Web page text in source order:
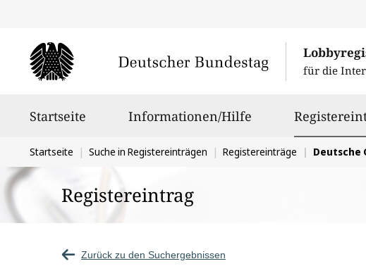
für die
Startseite Informationen/Hilfe
Sie
befinden
sich
hier:
Startseite Suche in Registereinträgen Registereinträge Deutsche
Registereintrag
Zurück zu den Suchergebnissen